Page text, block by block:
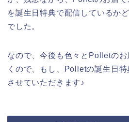
を誕生日特典で配信しているか
でした。
なので、今後も色々とPolletの
くので、もし、Polletの誕生日
させていただきます♪